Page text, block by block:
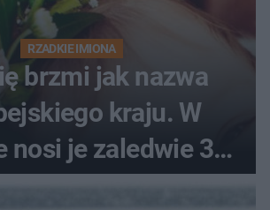
RZADKIE IMIONA
brzmi jak nazwa
kraju. W
nosi je zaledwie 3